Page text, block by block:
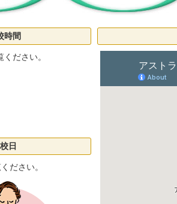
時間
ださい。
日
ださい。